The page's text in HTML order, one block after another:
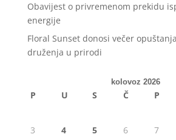
Obavijest o privremenom prekidu
energije
Floral Sunset donosi večer
druženja u prirodi
kolovoz 2026
P U S Č P
3
4 5 6 7